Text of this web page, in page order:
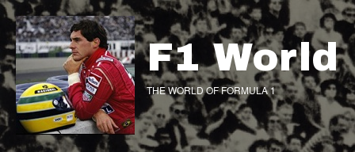
F1 World
THE WORLD OF FORMULA 1